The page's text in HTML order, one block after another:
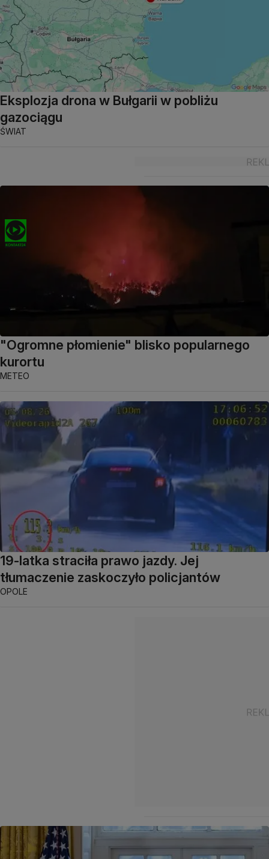
Eksplozja drona w Bułgarii w pobliżu
gazociągu
ŚWIAT
"Ogromne płomienie" blisko popularnego
kurortu
METEO
19-latka straciła prawo jazdy. Jej
tłumaczenie zaskoczyło policjantów
OPOLE